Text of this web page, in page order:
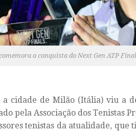
a conquista do Next Gen ATP
a cidade de Milão (Itália) viu a
pela Associação dos Tenistas
tenistas da atualidade, que